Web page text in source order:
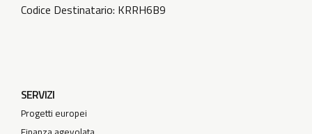
Codice Destinatario: KRRH6B9
SERVIZI
Progetti europei